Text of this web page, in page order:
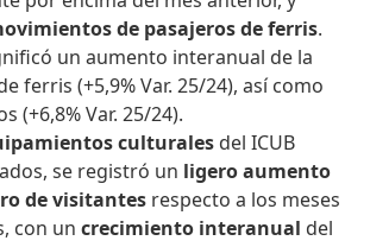
de pasajeros de ferris.
un aumento interanual de la
ferris (+5,9% Var. 25/24), así como
(+6,8% Var. 25/24).
culturales del ICUB
se registró un ligero aumento
de visitantes respecto a los meses
con uncrecimiento interanual del